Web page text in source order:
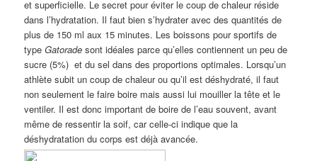
et superficielle. Le secret pour éviter le coup de chaleur réside
dans l’hydratation. Il faut bien s’hydrater avec des quantités de
plus de 150 ml aux 15 minutes. Les boissons pour sportifs de
type Gatorade sont idéales parce qu’elles contiennent un peu de
sucre (5%) et du sel dans des proportions optimales. Lorsqu’un
athlète subit un coup de chaleur ou qu’il est déshydraté, il faut
non seulement le faire boire mais aussi lui mouiller la tête et le
ventiler. Il est donc important de boire de l’eau souvent, avant
même de ressentir la soif, car celle-ci indique que la
déshydratation du corps est déjà avancée.